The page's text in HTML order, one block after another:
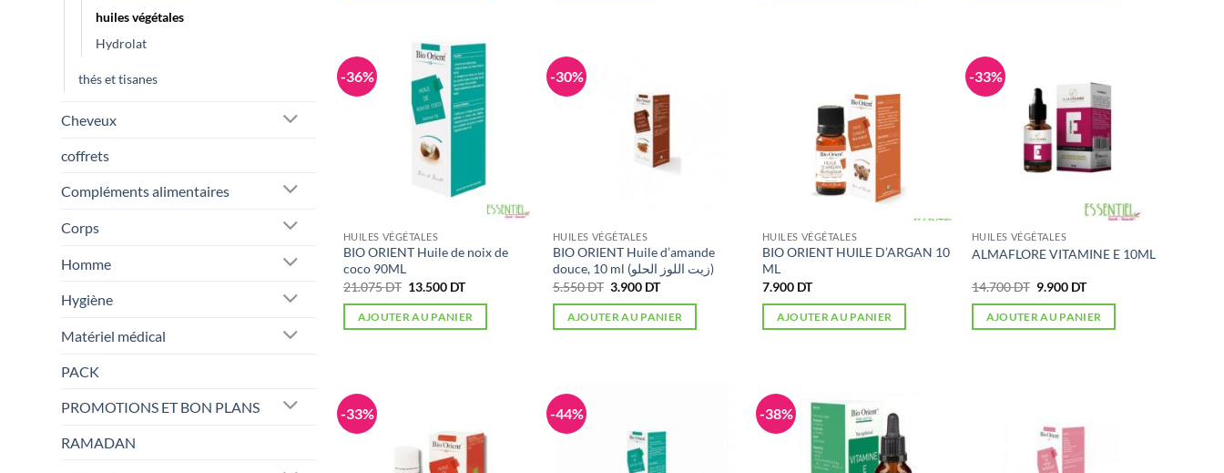
huiles végétales
Hydrolat
thés et tisanes
Cheveux
coffrets
Compléments alimentaires
Corps
Homme
Hygiène
Matériel médical
PACK
PROMOTIONS ET BON PLANS
RAMADAN
-36%
HUILES VÉGÉTALES
BIO ORIENT Huile de noix de
coco 90ML
21.075DT Le
initial
était :
13.500 DTLe
actuel
est :
AJOUTER AU PANIER
-30%
HUILES VÉGÉTALES
BIO ORIENT Huile d’amande
douce, 10 ml (زيت اللوز الحلو)
5.550DT Le
initial
était :
3.900 DTLe
actuel
est :
AJOUTER AU PANIER
HUILES VÉGÉTALES
BIO ORIENT HUILE D’ARGAN 10
ML
7.900 DT
AJOUTER AU PANIER
-33%
HUILES VÉGÉTALES
ALMAFLORE VITAMINE E 10ML
14.700DT Le
initial
était :
9.900 DTLe
actuel
est :
AJOUTER AU PANIER
-33% -44% -38%